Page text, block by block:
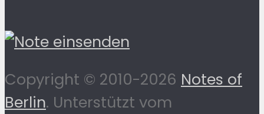
Copyright © 2010-2026 Notes of
Berlin. Unterstützt vom